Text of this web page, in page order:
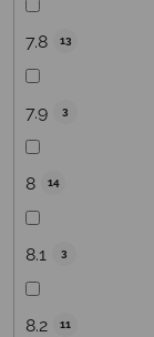
7.8 13
7.9 3
8 14
8.1 3
8.2 11